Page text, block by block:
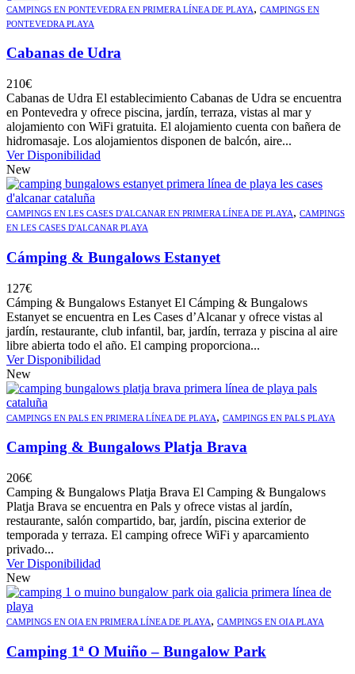
CAMPINGS EN PONTEVEDRA EN PRIMERA LÍNEA DE PLAYA, CAMPINGS EN
PONTEVEDRA PLAYA
Cabanas de Udra
210€
Cabanas de Udra El establecimiento Cabanas de Udra se encuentra
en Pontevedra y ofrece piscina, jardín, terraza, vistas al mar y
alojamiento con WiFi gratuita. El alojamiento cuenta con bañera de
hidromasaje. Los alojamientos disponen de balcón, aire...
Ver Disponibilidad
New
CAMPINGS EN LES CASES D'ALCANAR EN PRIMERA LÍNEA DE PLAYA, CAMPINGS
EN LES CASES D'ALCANAR PLAYA
Cámping & Bungalows Estanyet
127€
Cámping & Bungalows Estanyet El Cámping & Bungalows
Estanyet se encuentra en Les Cases d’Alcanar y ofrece vistas al
jardín, restaurante, club infantil, bar, jardín, terraza y piscina al aire
libre abierta todo el año. El camping proporciona...
Ver Disponibilidad
New
CAMPINGS EN PALS EN PRIMERA LÍNEA DE PLAYA, CAMPINGS EN PALS PLAYA
Camping & Bungalows Platja Brava
206€
Camping & Bungalows Platja Brava El Camping & Bungalows
Platja Brava se encuentra en Pals y ofrece vistas al jardín,
restaurante, salón compartido, bar, jardín, piscina exterior de
temporada y terraza. El camping ofrece WiFi y aparcamiento
privado...
Ver Disponibilidad
New
CAMPINGS EN OIA EN PRIMERA LÍNEA DE PLAYA, CAMPINGS EN OIA PLAYA
Camping 1ª O Muiño – Bungalow Park